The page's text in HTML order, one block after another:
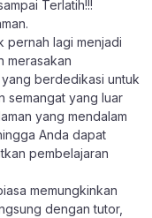
Terlatih!!!
pernah lagi menjadi
merasakan
berdedikasi untuk
semangat yang luar
yang mendalam
Anda dapat
pembelajaran
memungkinkan
dengan tutor,